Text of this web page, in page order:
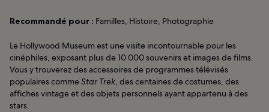
Recommandé pour : Familles, Histoire, Photographie
Le Hollywood Museum est une visite incontournable pour les
cinéphiles, exposant plus de 10 000 souvenirs et images de films.
Vous y trouverez des accessoires de programmes télévisés
populaires commeStar Trek, des centaines de costumes, des
affiches vintage et des objets personnels ayant appartenu à des
stars.